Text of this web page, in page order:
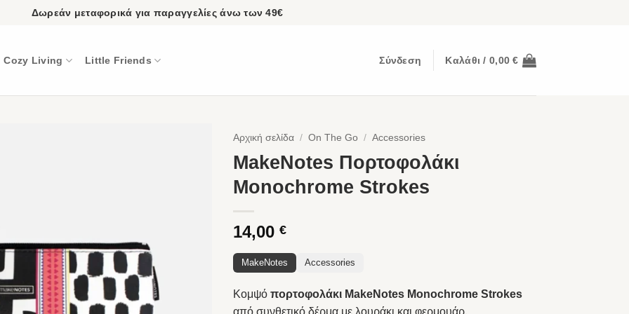
Δωρεάν μεταφορικά για παραγγελίες άνω των 49€
Cozy Living Little Friends Σύνδεση Καλάθι / 0,00€
Αρχική σελίδα / On The Go / Accessories
MakeNotes Πορτοφολάκι
Monochrome Strokes
14,00 €
MakeNotes Accessories
Κομψό πορτοφολάκι MakeNotes Monochrome Strokes
από συνθετικό δέρμα με λουράκι και φερμουάρ.